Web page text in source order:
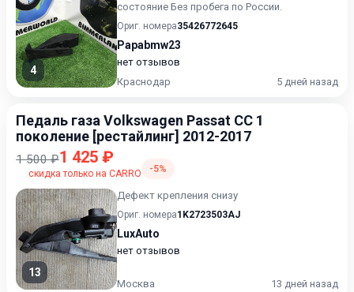
4
состояние Без пробега по России.
Ориг. номера35426772645
Papabmw23
нет отзывов
Краснодар
5 дней назад
Педаль газа Volkswagen Passat CC 1
поколение [рестайлинг] 2012-2017
1 500 ₽1 425 ₽
скидка только на CARRO -5%
13
Дефект крепления снизу
Ориг. номера1K2723503AJ
LuxAuto
нет отзывов
Москва 13 дней назад